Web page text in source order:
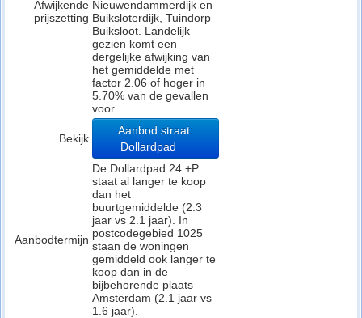
Afwijkende
prijszetting
Nieuwendammerdijk en
Buiksloterdijk, Tuindorp
Buiksloot. Landelijk
gezien komt een
dergelijke afwijking van
het gemiddelde met
factor 2.06 of hoger in
5.70% van de gevallen
voor.
Bekijk
Aanbod straat:
Dollardpad
Aanbodtermijn
De Dollardpad 24 +P
staat al langer te koop
dan het
buurtgemiddelde (2.3
jaar vs 2.1 jaar). In
postcodegebied 1025
staan de woningen
gemiddeld ook langer te
koop dan in de
bijbehorende plaats
Amsterdam (2.1 jaar vs
1.6 jaar).